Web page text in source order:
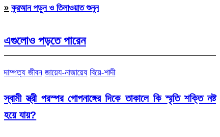
» কুরআন পড়ুন ও তিলাওয়াত শুনুন
এগুলোও পড়তে পারেন
দাম্পত্য জীবন জায়েয-নাজায়েয বিয়ে-শাদী
স্বামী স্ত্রী পরস্পর গোপনাঙ্গের দিকে তাকালে কি স্মৃতি শক্তি নষ্ট
হয়ে যায়?